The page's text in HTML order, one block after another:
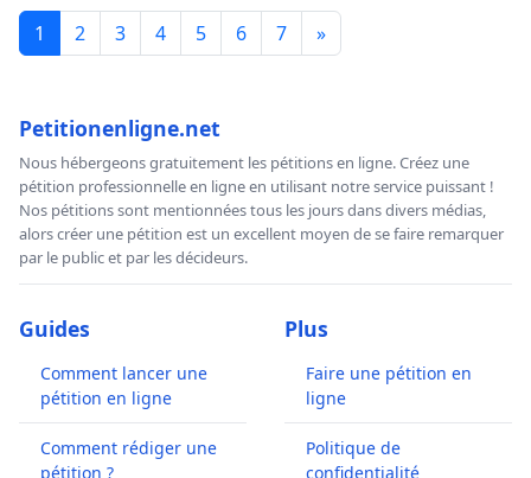
1 2 3 4 5 6 7 »
Petitionenligne.net
Nous hébergeons gratuitement les pétitions en ligne. Créez une
pétition professionnelle en ligne en utilisant notre service puissant !
Nos pétitions sont mentionnées tous les jours dans divers médias,
alors créer une pétition est un excellent moyen de se faire remarquer
par le public et par les décideurs.
Guides
Comment lancer une
pétition en ligne
Comment rédiger une
pétition ?
Plus
Faire une pétition en
ligne
Politique de
confidentialité